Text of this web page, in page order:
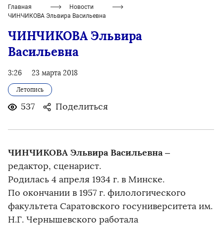
Главная
Новости
ЧИНЧИКОВА Эльвира Васильевна
ЧИНЧИКОВА Эльвира
Васильевна
3:26 23 марта 2018
Летопись
537 Поделиться
ЧИНЧИКОВА Эльвира Васильевна–
редактор, сценарист.
Родилась 4 апреля 1934 г. в Минске.
По окончании в 1957 г. филологического
факультета Саратовского госуниверситета им.
Н.Г. Чернышевского работала